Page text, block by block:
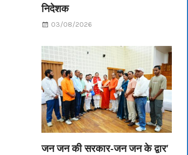
निदेशक
03/08/2026
जन जन की सरकार-जन जन के द्वार’